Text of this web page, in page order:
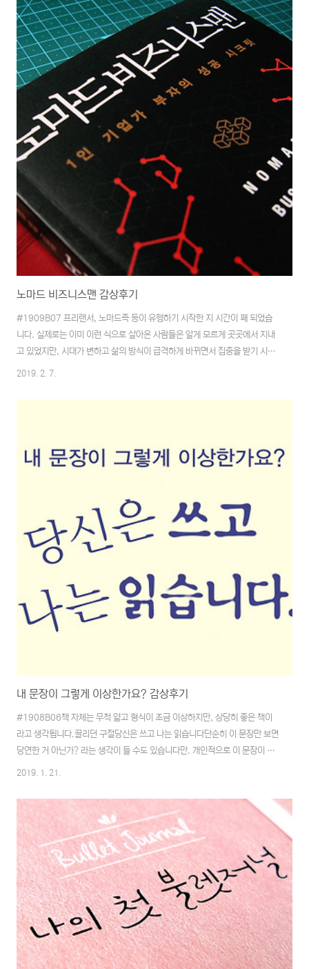
는 생각이 들었습니다. 이것을 프레임워크라고 생각해 본 적도 없는 것 같습니
다. 5W1H는 이미 알고 있는데 무언가 새로운 것이 있을까 하는 것이 이 책에
대한 궁금점의 시발점이라고 할 수 있을 것 같습니다.감상평책 자체는 200여
페이지의 문고본에..
노마드 비즈니스맨 감상후기
#1909B07 프리랜서, 노마드족 등이 유행하기 시작한 지 시간이 꽤 되었습
니다. 실제로는 이미 이런 식으로 살아온 사람들은 알게 모르게 곳곳에서 지내
고 있었지만, 시대가 변하고 삶의 방식이 급격하게 바뀌면서 집중을 받기 시작
하였고 선두에서 달리던 사람들이 주목을 받기 시작한 것이 계기라고 보입니
책의 소개내용이 상당히 자극적이라 생각했습니다. 그런 자극에 끌려 손에 쥐
쇄(2월 5일)에 해당하는 책이었습니다. 공식적으로 초판 1쇄가 1월 15일에
발간된 책인데 말이죠...
2019. 2. 7.
내 문장이 그렇게 이상한가요? 감상후기
#1908B06책 자체는 무척 얇고 형식이 조금 이상하지만, 상당히 좋은 책이
라고 생각됩니다.끌리던 구절당신은 쓰고 나는 읽습니다단순히 이 문장만 보면
당연한 거 아닌가? 라는 생각이 들 수도 있습니다만. 개인적으로 이 문장이 좋
다고 생각한 건 글을 쓰는 사람과 읽는 사람에 대한 부분이 가지런히 나열된 느
의 관점의 차이에 대한 내용이 주를 이루다 보니 마지막의 이 문장이 가장 인상
깊게 남은 것 같습니다.읽으면 좋을 것 같은 분당연하지만, 글을 쓰시는 모든
분이 대상입니다. 특히 글쓰기에 가장 접근하기 쉬운 블로그를 주로 하시는 분
들에게 더 좋지 않을까 생각됩니다. 책이 얇아서 관심 가시는 분이라면 서점에
서 자리 잡고 읽는 것도 한..
2019. 1. 21.